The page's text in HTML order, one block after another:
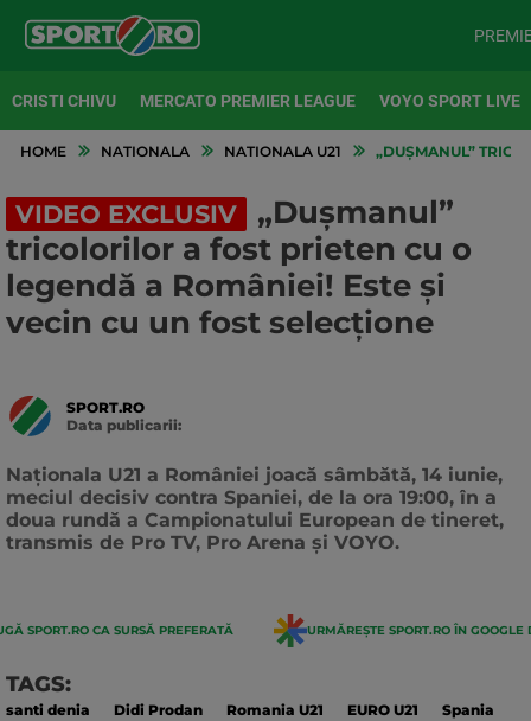
CRISTI CHIVU MERCATO PREMIER LEAGUE VOYO SPORT LIVE
HOME NATIONALA NATIONALA U21 „DUȘMANUL”
VIDEO EXCLUSIV
„Dușmanul”
tricolorilor a fost prieten cu o
legendă a României! Este și
vecin cu un fost selecțione
SPORT.RO
Data publicarii:
Naționala U21 a României joacă sâmbătă, 14 iunie,
meciul decisiv contra Spaniei, de la ora 19:00, în a
doua rundă a Campionatului European de tineret,
transmis de Pro TV, Pro Arena și VOYO.
SPORT.RO CA SURSĂ PREFERATĂ URMĂREȘTE SPORT.RO ÎN GOOGLE
TAGS:
santi denia Didi Prodan Romania U21 EURO U21
Spania